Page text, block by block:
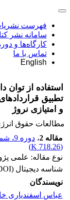
فهرست
سامانه نشر
کارگاه‌ها و
تماس با ما
English
استفاده از توان
تطبیق
و امتیازی نروژ‏
مطالعات حقوق
مقاله 2
، دوره 9، شماره 1
(
718.26 K
)
نوع مقاله: علمی
شناسه دیجیتال (DOI):
نویسندگان
عباس اسفندیاری